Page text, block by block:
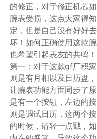
的修正，对于修正机芯
腕表受损，这点大家得
定，但是自己没有好好
坏！如何正确使用这款
也希望引起表友的共鸣！
第一：对于这款gf厂积
则是有月相以及日历盘
让腕表功能方面同步了
是有一个按钮，左边的
则是调试日历，这两个
的时候，请轻一点戳，